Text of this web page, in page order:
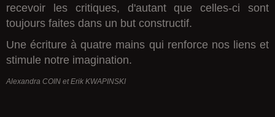
recevoir les critiques, d'autant que celles-ci sont
toujours faites dans un but constructif.
Une écriture à quatre mains qui renforce nos liens et
stimule notre imagination.
Alexandra COIN et Erik KWAPINSKI